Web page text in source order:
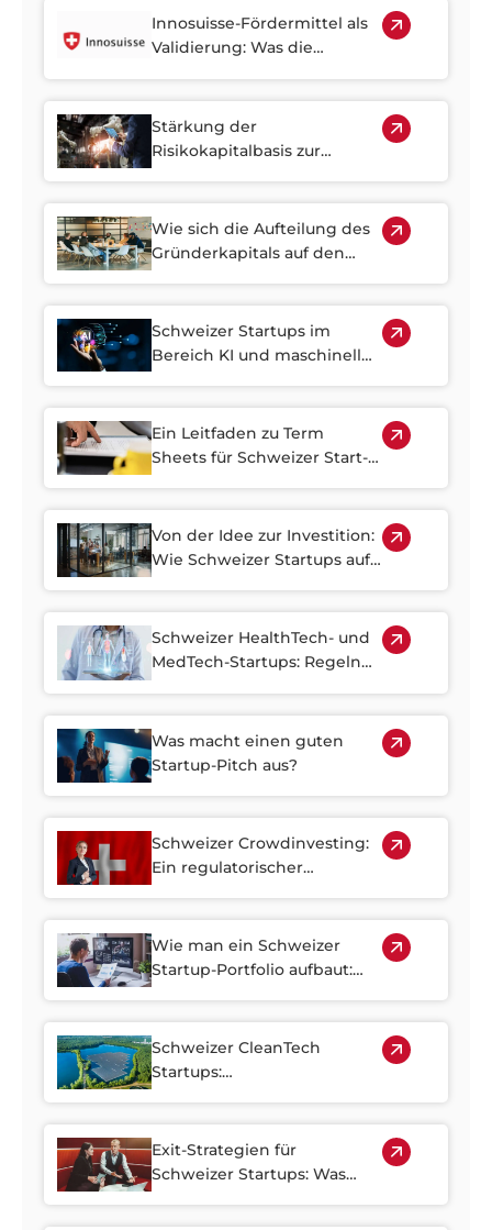
Startups
Innosuisse-Fördermittel als
Validierung: Was die
Investoren signalisiert
Stärkung der
Risikokapitalbasis zur
Innovationspotenzials der
Schweiz
Wie sich die Aufteilung des
Gründerkapitals auf den
auswirkt:
Verhandlungsstrategien für
Schweizer Gründer
Schweizer Startups im
Bereich KI und maschinelles
Investoren
Ein Leitfaden zu Term
Sheets für Schweizer Start-
Von der Idee zur Investition:
Wie Schweizer Startups auf
Finanzmittel erhalten
Schweizer HealthTech- und
MedTech-Startups: Regeln
Was macht einen guten
Startup-Pitch aus?
Schweizer Crowdinvesting:
Ein regulatorischer
Kapitalsuchende und
Investoren
Wie man ein Schweizer
Startup-Portfolio aufbaut:
für Investoren in der
Wachstumsphase
Schweizer CleanTech
Startups:
Klima-Innovationen
Exit-Strategien für
Schweizer Startups: Was
über IPOs, Akquisitionen